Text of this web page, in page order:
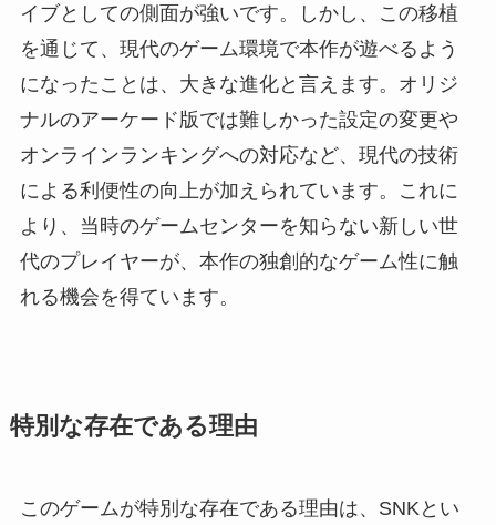
イブとしての側面が強いです。しかし、この移植
を通じて、現代のゲーム環境で本作が遊べるよう
になったことは、大きな進化と言えます。オリジ
ナルのアーケード版では難しかった設定の変更や
オンラインランキングへの対応など、現代の技術
による利便性の向上が加えられています。これに
より、当時のゲームセンターを知らない新しい世
代のプレイヤーが、本作の独創的なゲーム性に触
れる機会を得ています。
特別な存在である理由
このゲームが特別な存在である理由は、SNKとい